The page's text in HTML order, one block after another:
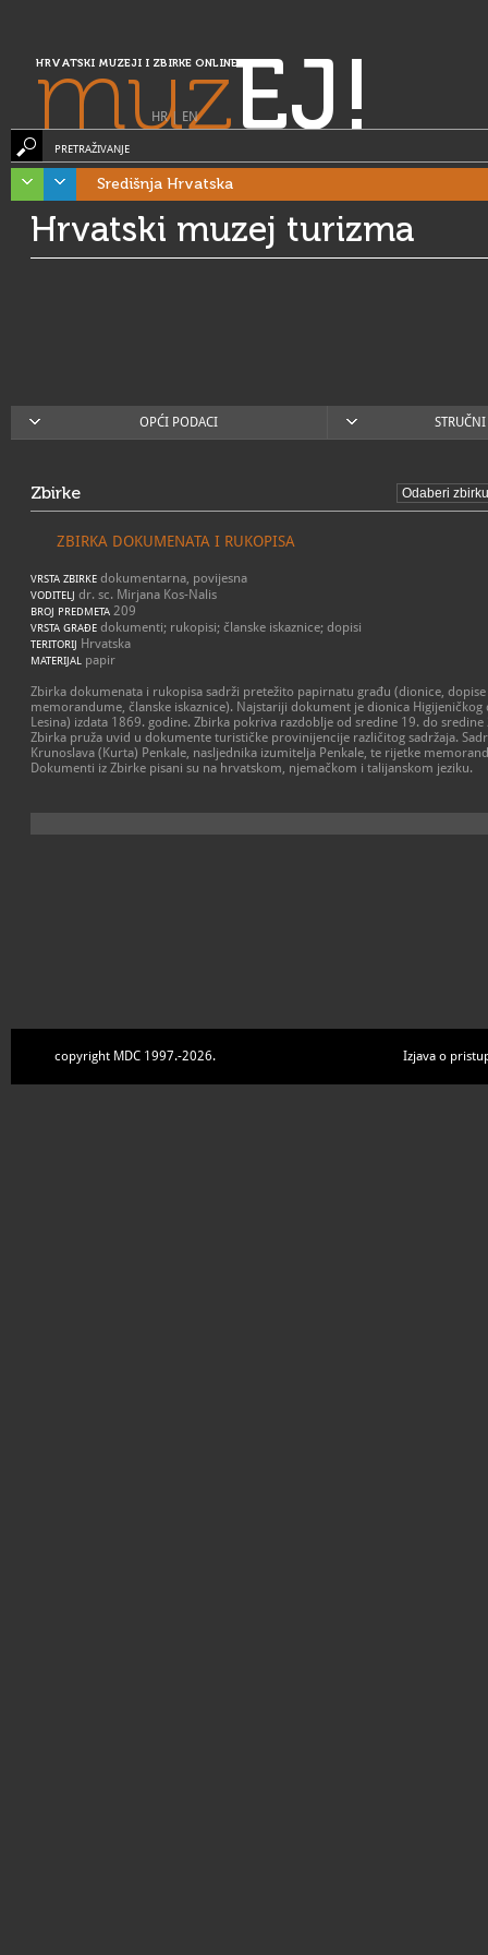
HRVATSKI MUZEJI I ZBIRKE ONLINE
muzEJ!
HR| EN
PRETRAŽIVANJE
Središnja Hrvatska
Hrvatski muzej turizma
OPĆI PODACI
Zbirke
ZBIRKA DOKUMENATA I RUKOPISA
VRSTA ZBIRKE dokumentarna, povijesna
VODITELJ dr. sc. Mirjana Kos-Nalis
BROJ PREDMETA 209
VRSTA GRAĐE dokumenti; rukopisi; članske iskaznice; dopisi
TERITORIJ Hrvatska
MATERIJAL papir
Zbirka dokumenata i rukopisa sadrži pretežito papirnatu građu (dionice,
memorandume, članske iskaznice). Najstariji dokument je dionica
Lesina) izdata 1869. godine. Zbirka pokriva razdoblje od sredine 19. do sredine
Zbirka pruža uvid u dokumente turističke provinijencije različitog sadržaja.
Krunoslava (Kurta) Penkale, nasljednika izumitelja Penkale, te rijetke
Dokumenti iz Zbirke pisani su na hrvatskom, njemačkom i talijanskom jeziku.
copyright MDC 1997.-2026. Izjava o